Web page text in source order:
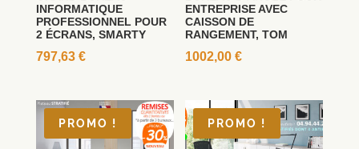
INFORMATIQUE
PROFESSIONNEL POUR
2 ÉCRANS, SMARTY
797,63 €
ENTREPRISE AVEC
CAISSON DE
RANGEMENT, TOM
1002,00€
PROMO ! PROMO !